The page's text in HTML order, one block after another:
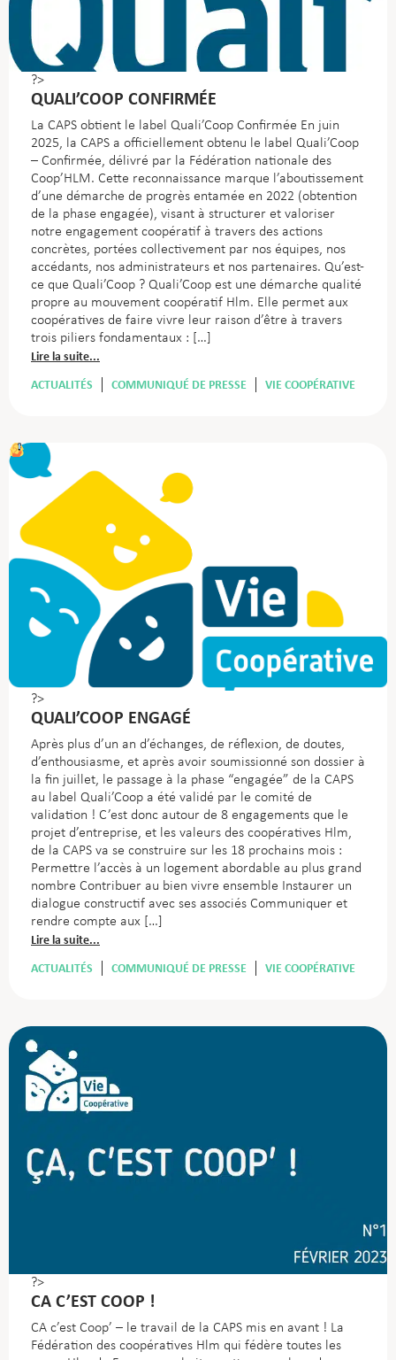
?>
QUALI’COOP CONFIRMÉE
La CAPS obtient le label Quali’Coop Confirmée En juin
2025, la CAPS a officiellement obtenu le label Quali’Coop
– Confirmée, délivré par la Fédération nationale des
Coop’HLM. Cette reconnaissance marque l’aboutissement
d’une démarche de progrès entamée en 2022 (obtention
de la phase engagée), visant à structurer et valoriser
notre engagement coopératif à travers des actions
concrètes, portées collectivement par nos équipes, nos
accédants, nos administrateurs et nos partenaires. Qu’est-
ce que Quali’Coop ? Quali’Coop est une démarche qualité
propre au mouvement coopératif Hlm. Elle permet aux
coopératives de faire vivre leur raison d’être à travers
trois piliers fondamentaux : […]
Lire la suite...
ACTUALITÉS
COMMUNIQUÉ DE PRESSE VIE COOPÉRATIVE
?>
QUALI’COOP ENGAGÉ
Après plus d’un an d’échanges, de réflexion, de doutes,
d’enthousiasme, et après avoir soumissionné son dossier à
la fin juillet, le passage à la phase “engagée” de la CAPS
au label Quali’Coop a été validé par le comité de
validation ! C’est donc autour de 8 engagements que le
projet d’entreprise, et les valeurs des coopératives Hlm,
de la CAPS va se construire sur les 18 prochains mois :
Permettre l’accès à un logement abordable au plus grand
nombre Contribuer au bien vivre ensemble
Instaurer un
dialogue constructif avec ses associés Communiquer et
rendre compte aux […]
Lire la suite...
ACTUALITÉS
COMMUNIQUÉ DE PRESSE VIE COOPÉRATIVE
?>
CA C’EST COOP !
CA c’est Coop’ – le travail de la CAPS mis en avant ! La
Fédération des coopératives Hlm qui fédère toutes les